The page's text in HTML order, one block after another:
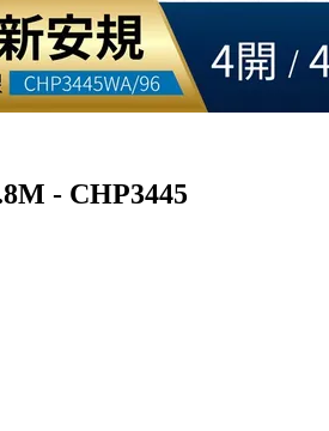
- CHP3445